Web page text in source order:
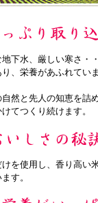
下水、厳しい寒さ・
、栄養があふれてい
然と先人の知恵を詰
てつくり続けます。
けを使用し、香り高い
す。